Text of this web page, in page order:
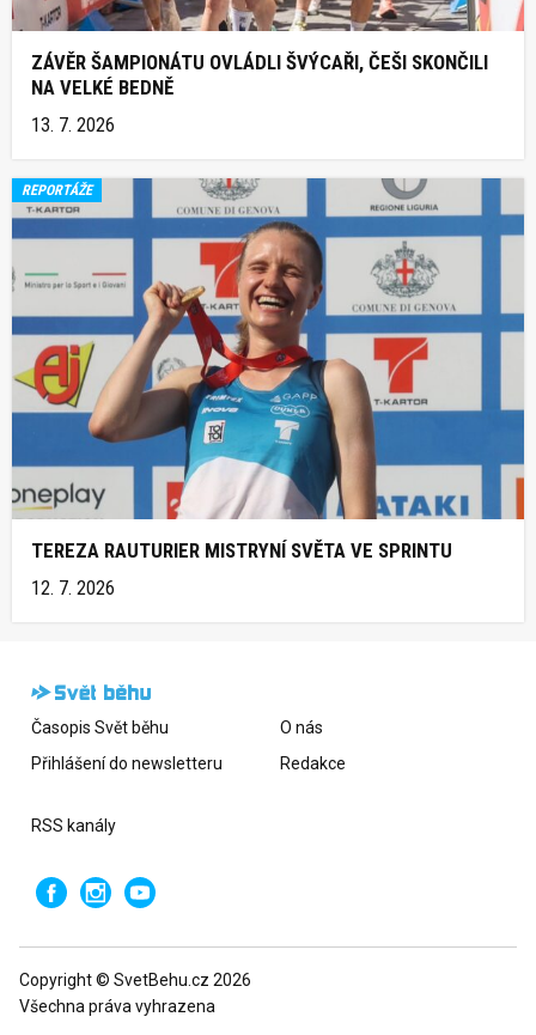
ZÁVĚR ŠAMPIONÁTU OVLÁDLI ŠVÝCAŘI, ČEŠI SKONČILI
NA VELKÉ BEDNĚ
13. 7. 2026
REPORTÁŽE
TEREZA RAUTURIER MISTRYNÍ SVĚTA VE SPRINTU
12. 7. 2026
Časopis Svět běhu
Přihlášení do newsletteru
O nás
Redakce
RSS kanály
Copyright © SvetBehu.cz 2026
Všechna práva vyhrazena